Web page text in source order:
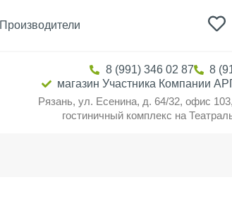
Производители
8 (991) 346 02 87
8
магазин Участника Компании
Рязань, ул. Есенина, д. 64/32, офис
гостиничный комплекс на